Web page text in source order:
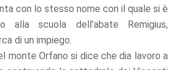
con lo stesso nome con il quale si è
alla scuola dell’abate Remigius,
di un impiego.
monte Orfano si dice che dia lavoro a